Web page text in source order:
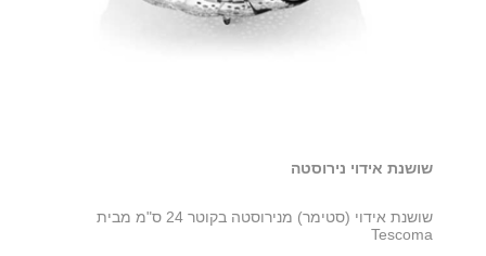
שושנת אידוי נירוסטה
שושנת אידוי (סטימר) מנירוסטה בקוטר 24 ס"מ מבית
Tescoma